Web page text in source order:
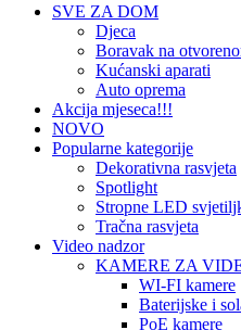
SVE ZA DOM
Djeca
Boravak na
Kućanski aparati
Auto oprema
Akcija mjeseca!!!
NOVO
Popularne kategorije
Dekorativna rasvjeta
Spotlight
Stropne LED
Tračna rasvjeta
Video nadzor
KAMERE ZA
WI-FI kamere
Baterijske i
PoE kamere